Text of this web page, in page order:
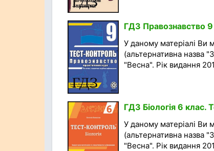
ГДЗ Правознавство
У даному матеріалі Ви
(альтернативна назва
"Весна". Рік видання
ГДЗ Бiологiя 6 клас.
У даному матеріалі Ви
(альтернативна назва
"Весна". Рік видання